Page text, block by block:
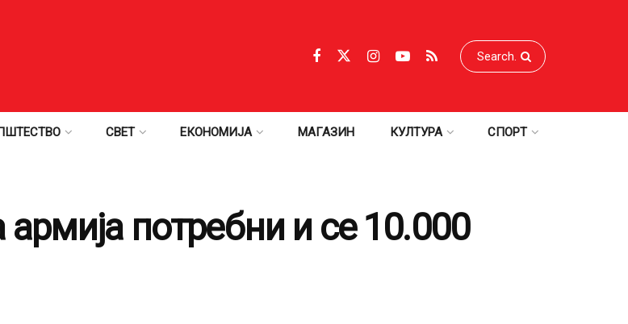
СВЕТ ЕКОНОМИЈА МАГАЗИН КУЛТУРА СПОРТ
армија потребни и се 10.000